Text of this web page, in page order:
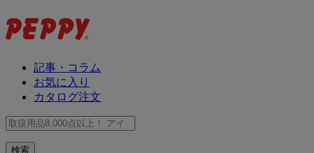
記事・コラム
お気に入り
カタログ注文